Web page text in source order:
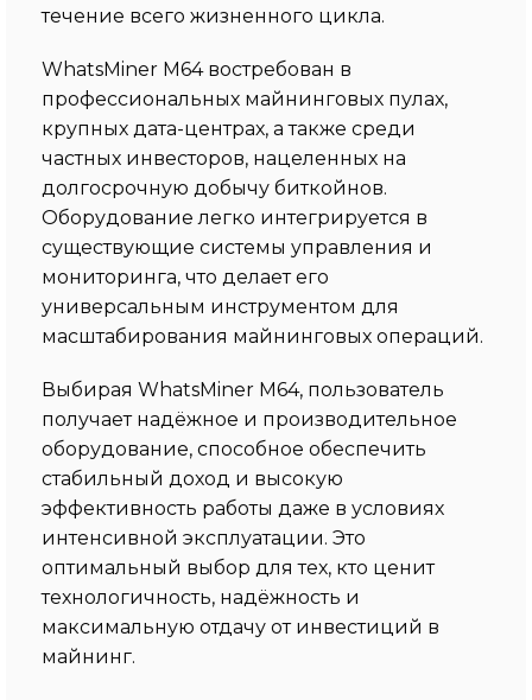
течение всего жизненного цикла.
WhatsMiner M64 востребован в
профессиональных майнинговых пулах,
крупных дата-центрах, а также среди
частных инвесторов, нацеленных на
долгосрочную добычу биткойнов.
Оборудование легко интегрируется в
существующие системы управления и
мониторинга, что делает его
универсальным инструментом для
масштабирования майнинговых операций.
Выбирая WhatsMiner M64, пользователь
получает надёжное и производительное
оборудование, способное обеспечить
стабильный доход и высокую
эффективность работы даже в условиях
интенсивной эксплуатации. Это
оптимальный выбор для тех, кто ценит
технологичность, надёжность и
максимальную отдачу от инвестиций в
майнинг.